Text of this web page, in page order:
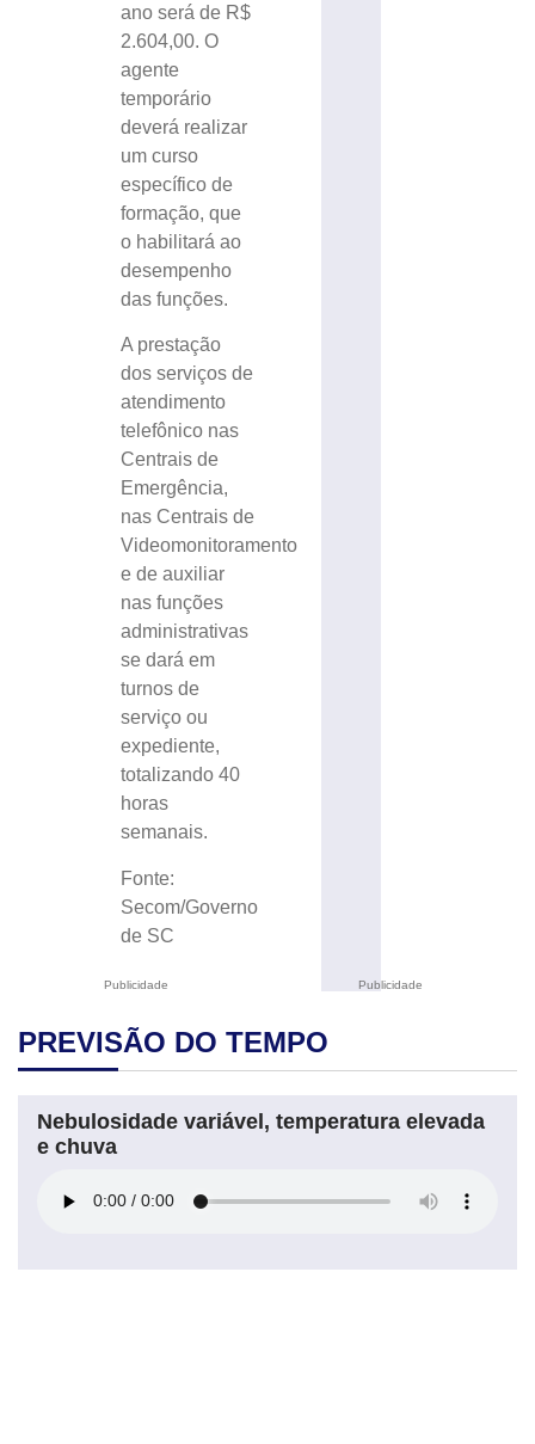
Publicidade
ano será de R$
2.604,00. O
agente
temporário
deverá realizar
um curso
específico de
formação, que
o habilitará ao
desempenho
das funções.
A prestação
dos serviços de
atendimento
telefônico nas
Centrais de
Emergência,
nas Centrais de
Videomonitoramento
e de auxiliar
nas funções
administrativas
se dará em
turnos de
serviço ou
expediente,
totalizando 40
horas
semanais.
Fonte:
Secom/Governo
de SC
Publicidade
PREVISÃO DO TEMPO
Nebulosidade variável, temperatura elevada
e chuva